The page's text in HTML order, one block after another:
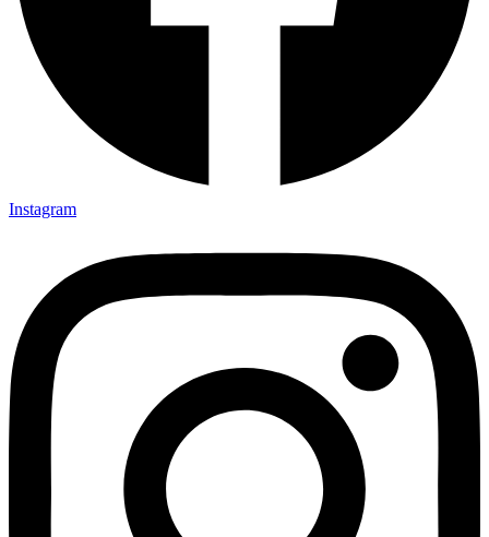
Instagram